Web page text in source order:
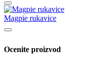
Magpie rukavice
Ocenite proizvod